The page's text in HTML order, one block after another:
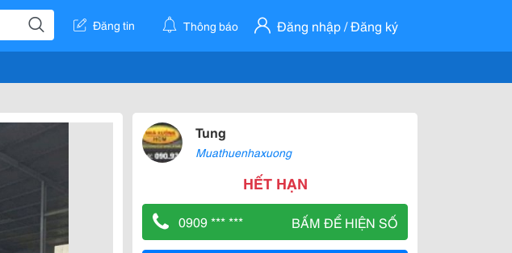
Đăng tin Thông báo Đăng nhập / Đăng ký
Tung
Muathuenhaxuong
HẾT HẠN
0909 *** *** BẤM ĐỂ HIỆN SỐ